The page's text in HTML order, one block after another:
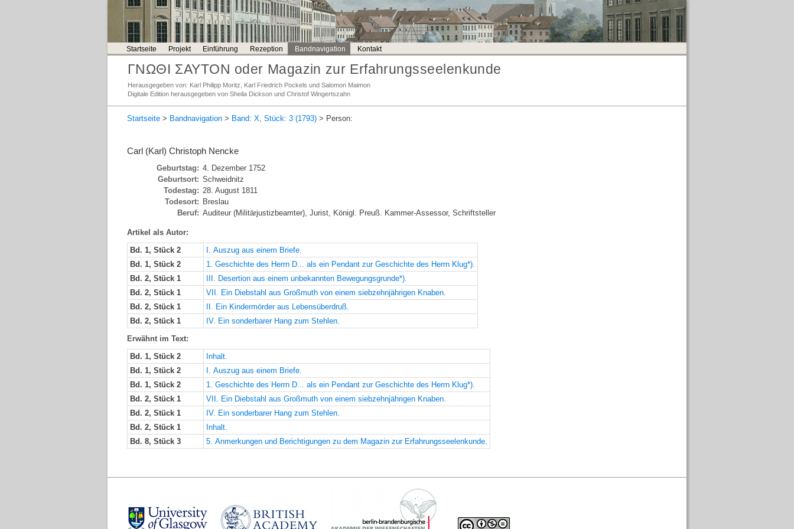
Startseite Projekt Einführung Rezeption Bandnavigation Kontakt
ΓΝΩΘΙ ΣΑΥΤΟΝ oder Magazin zur Erfahrungsseelenkunde
Herausgegeben von: Karl Philipp Moritz, Karl Friedrich Pockels und Salomon Maimon
Digitale Edition herausgegeben von Sheila Dickson und Christof Wingertszahn
Startseite > Bandnavigation > Band: X, Stück: 3 (1793) > Person:
Carl (Karl) Christoph Nencke
Geburtstag: 4. Dezember 1752
Geburtsort: Schweidnitz
Todestag: 28. August 1811
Todesort: Breslau
Beruf: Auditeur (Militärjustizbeamter), Jurist, Königl. Preuß. Kammer-Assessor, Schriftsteller
Artikel als Autor:
Bd. 1, Stück 2
I. Auszug aus einem Briefe.
Bd. 1, Stück 2
1. Geschichte des Herrn D... als ein Pendant zur Geschichte des Herrn Klug*).
Bd. 2, Stück 1
III. Desertion aus einem unbekannten Bewegungsgrunde*).
Bd. 2, Stück 1
VII. Ein Diebstahl aus Großmuth von einem siebzehnjährigen Knaben.
Bd. 2, Stück 1
II. Ein Kindermörder aus Lebensüberdruß.
Bd. 2, Stück 1
IV. Ein sonderbarer Hang zum Stehlen.
Erwähnt im Text:
Bd. 1, Stück 2
Inhalt.
Bd. 1, Stück 2
I. Auszug aus einem Briefe.
Bd. 1, Stück 2
1. Geschichte des Herrn D... als ein Pendant zur Geschichte des Herrn Klug*).
Bd. 2, Stück 1
VII. Ein Diebstahl aus Großmuth von einem siebzehnjährigen Knaben.
Bd. 2, Stück 1
IV. Ein sonderbarer Hang zum Stehlen.
Bd. 2, Stück 1
Inhalt.
Bd. 8, Stück 3
5. Anmerkungen und Berichtigungen zu dem Magazin zur Erfahrungsseelenkunde.